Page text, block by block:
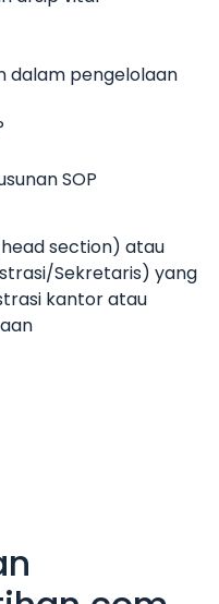
dalam pengelolaan
SOP
section) atau
Sekretaris) yang
kantor atau